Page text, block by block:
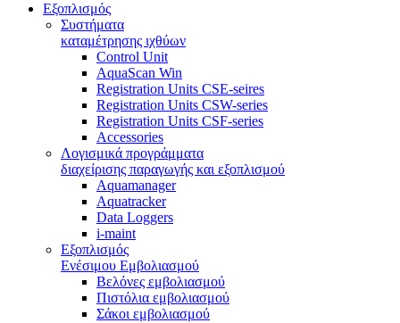
Εξοπλισμός
Συστήματα
καταμέτρησης ιχθύων
Control Unit
AquaScan Win
Registration Units CSE-seires
Registration Units CSW-series
Registration Units CSF-series
Accessories
Λογισμικά προγράμματα
διαχείρισης παραγωγής και εξοπλισμού
Aquamanager
Aquatracker
Data Loggers
i-maint
Εξοπλισμός
Ενέσιμου Εμβολιασμού
Βελόνες εμβολιασμού
Πιστόλια εμβολιασμού
Σάκοι εμβολιασμού